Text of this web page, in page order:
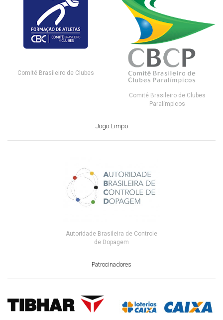
Comitê Brasileiro de Clubes
Comitê Brasileiro de Clubes
Paralímpicos
Jogo Limpo
Autoridade Brasileira de Controle
de Dopagem
Patrocinadores